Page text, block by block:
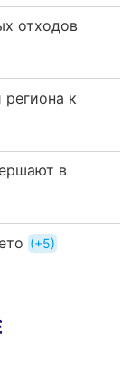
отходов
к
в
+5